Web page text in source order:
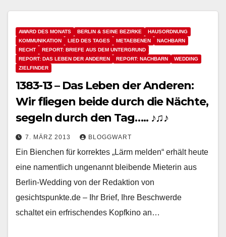
AWARD DES MONATS BERLIN & SEINE BEZIRKE
HAUSORDNUNG
KOMMUNIKATION
LIED DES TAGES METAEBENEN
NACHBARN
RECHT
REPORT: BRIEFE AUS DEM UNTERGRUND
REPORT: DAS LEBEN DER ANDEREN
REPORT: NACHBARN
WEDDING
ZIELFINDER
1383-13 – Das Leben der Anderen:
Wir fliegen beide durch die Nächte,
segeln durch den Tag….. ♪♫♪
7. MÄRZ 2013 BLOGGWART
Ein Bienchen für korrektes „Lärm melden“ erhält heute
eine namentlich ungenannt bleibende Mieterin aus
Berlin-Wedding von der Redaktion von
gesichtspunkte.de – Ihr Brief, Ihre Beschwerde
schaltet ein erfrischendes Kopfkino an…